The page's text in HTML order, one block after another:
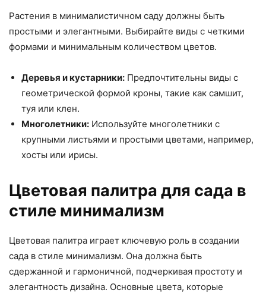
Растения в минималистичном саду должны быть
простыми и элегантными. Выбирайте виды с четкими
формами и минимальным количеством цветов.
Деревья и кустарники: Предпочтительны виды с
геометрической формой кроны, такие как самшит,
туя или клен.
Многолетники: Используйте многолетники с
крупными листьями и простыми цветами, например,
хосты или ирисы.
Цветовая палитра для сада в
стиле минимализм
Цветовая палитра играет ключевую роль в создании
сада в стиле минимализм. Она должна быть
сдержанной и гармоничной, подчеркивая простоту и
элегантность дизайна. Основные цвета, которые